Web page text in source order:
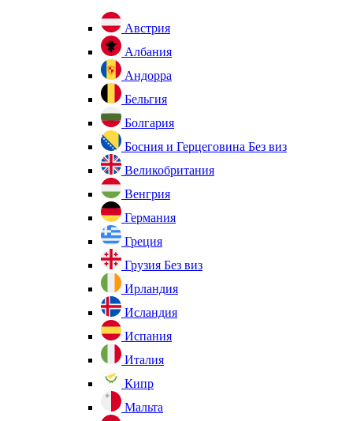
Австрия
Албания
Андорра
Бельгия
Болгария
Босния и Герцеговина Без виз
Великобритания
Венгрия
Германия
Греция
Грузия Без виз
Ирландия
Исландия
Испания
Италия
Кипр
Мальта